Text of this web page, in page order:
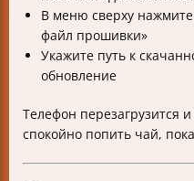
В меню сверху
файл прошивки»
Укажите путь к
обновление
Телефон перезагрузится
спокойно попить чай,